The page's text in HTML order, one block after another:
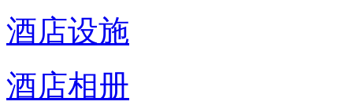
酒店设施
酒店相册